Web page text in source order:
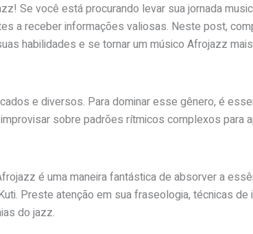
Se você está procurando levar sua jornada
a receber informações valiosas. Neste post,
habilidades e se tornar um músico Afrojazz
e diversos. Para dominar esse gênero, é
sobre padrões rítmicos complexos para
é uma maneira fantástica de absorver a
Preste atenção em sua fraseologia, técnicas
do jazz.